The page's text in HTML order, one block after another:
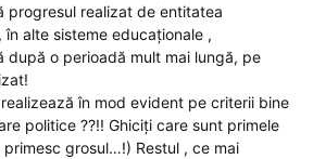
progresul realizat de entitatea
alte sisteme educaționale ,
după o perioadă mult mai lungă, pe
în mod evident pe criterii bine
politice ??!! Ghiciți care sunt primele
grosul…!) Restul , ce mai